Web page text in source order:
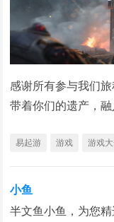
感谢所有参与我们
带着你们的遗产，
易起游 游戏 游戏
小鱼
半文鱼小鱼，为您